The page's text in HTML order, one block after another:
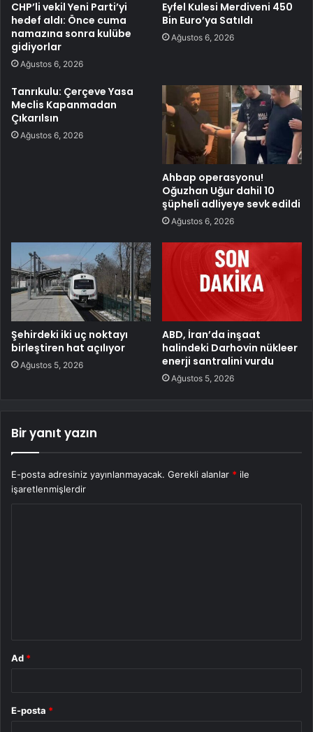
CHP’li vekil Yeni Parti’yi
hedef aldı: Önce cuma
namazına sonra kulübe
gidiyorlar
Ağustos 6, 2026
Eyfel Kulesi Merdiveni 450
Bin Euro’ya Satıldı
Ağustos 6, 2026
Tanrıkulu: Çerçeve Yasa
Meclis Kapanmadan
Çıkarılsın
Ağustos 6, 2026
Ahbap operasyonu!
Oğuzhan Uğur dahil 10
şüpheli adliyeye sevk edildi
Ağustos 6, 2026
Şehirdeki iki uç noktayı
birleştiren hat açılıyor
Ağustos 5, 2026
ABD, İran’da inşaat
halindeki Darhovin nükleer
enerji santralini vurdu
Ağustos 5, 2026
Bir yanıt yazın
E-posta adresiniz yayınlanmayacak. Gerekli alanlar * ile
işaretlenmişlerdir
Ad *
E-posta *